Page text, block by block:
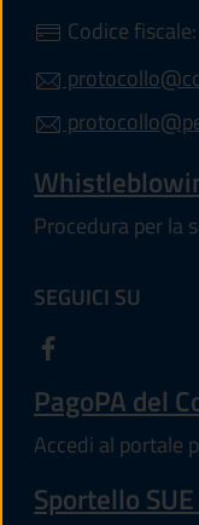
Codice
Procedura per la
SEGUICI SU
PagoPA del
Accedi al portale
Sportello